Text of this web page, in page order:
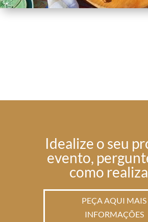
Idealize o seu
evento,
como
PEÇA AQUI MAIS
INFORMAÇÕES